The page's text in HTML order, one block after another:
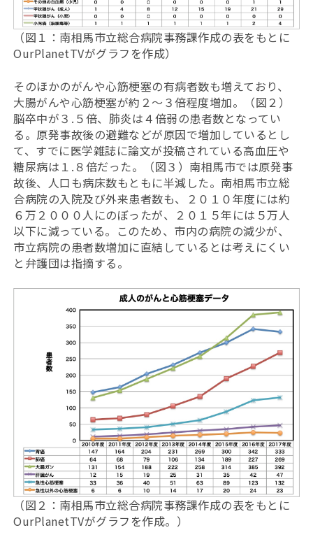
（図１：南相馬市立総合病院事務課作成の表をもとに
OurPlanetTVがグラフを作成）
そのほかのがんや心筋梗塞の有病者数も増えており、
大腸がんや心筋梗塞が約２〜３倍程度増加。（図２）
脳卒中が３.５倍、肺炎は４倍弱の患者数となってい
る。原発事故後の避難などが原因で増加しているとし
て、すでに医学雑誌に論文が投稿されている高血圧や
糖尿病は１.８倍だった。（図３）南相馬市では原発事
故後、人口も病床数もともに半減した。南相馬市立総
合病院の入院及び外来患者数も、２０１０年度には約
６万２０００人にのぼったが、２０１５年には５万人
以下に減っている。このため、市内の病院の減少が、
市立病院の患者数増加に直結しているとは考えにくい
と弁護団は指摘する。
（図２：南相馬市立総合病院事務課作成の表をもとに
OurPlanetTVがグラフを作成。）